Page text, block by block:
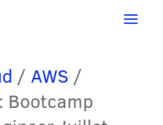
/ AWS /
Bootcamp